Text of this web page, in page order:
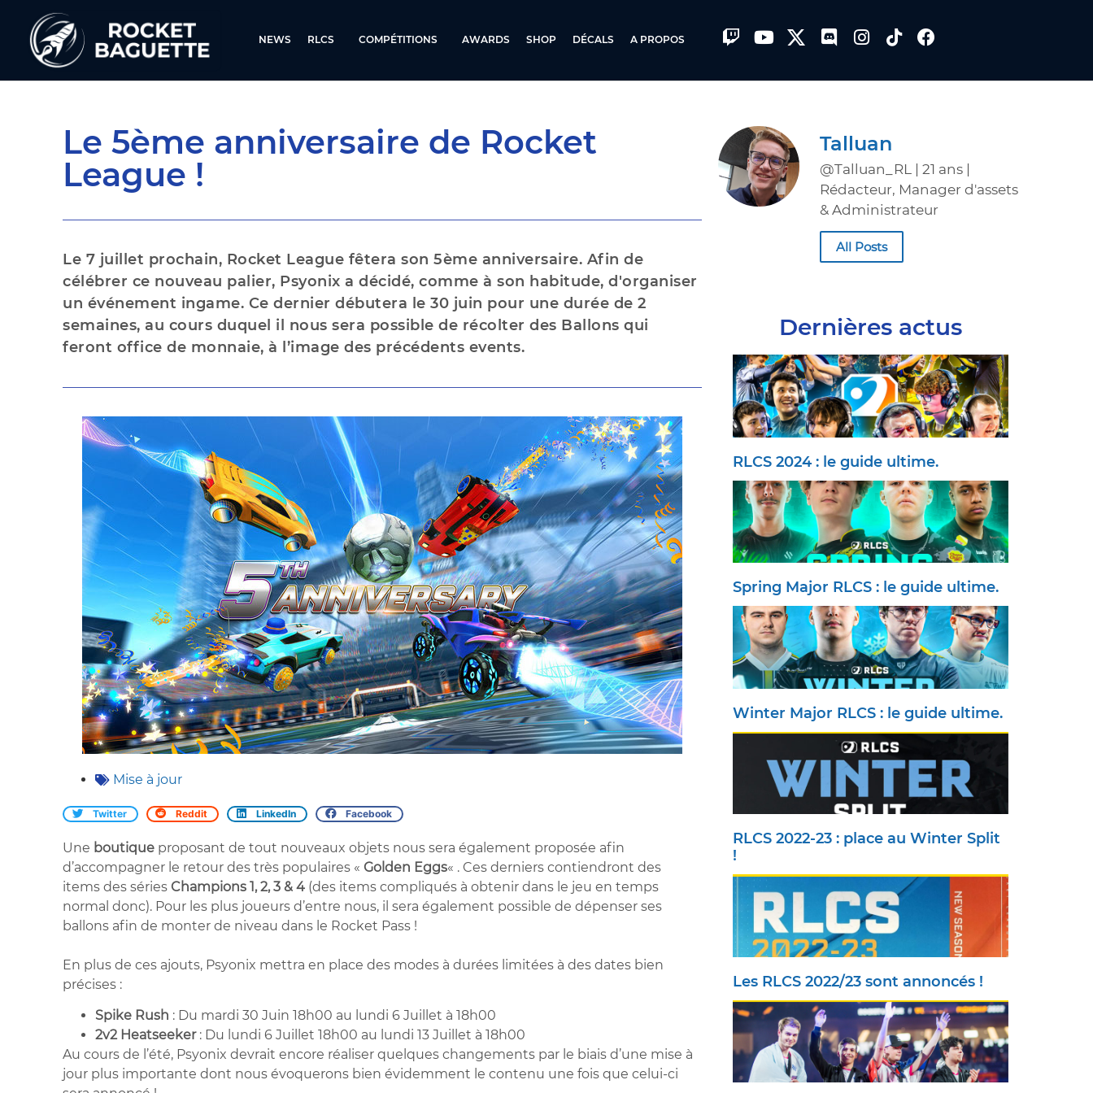
NEWS RLCS COMPÉTITIONS AWARDS SHOP DÉCALS A PROPOS
Le 5ème anniversaire de Rocket
League !
Le 7 juillet prochain, Rocket League fêtera son 5ème anniversaire. Afin de
célébrer ce nouveau palier, Psyonix a décidé, comme à son habitude, d'organiser
un événement ingame. Ce dernier débutera le 30 juin pour une durée de 2
semaines, au cours duquel il nous sera possible de récolter des Ballons qui
feront office de monnaie, à l’image des précédents events.
Mise à jour
Twitter Reddit LinkedIn Facebook
Une boutique proposant de tout nouveaux objets nous sera également proposée afin
d’accompagner le retour des très populaires «Golden Eggs« . Ces derniers contiendront des
items des sériesChampions 1, 2, 3 & 4 (des items compliqués à obtenir dans le jeu en temps
normal donc). Pour les plus joueurs d’entre nous, il sera également possible de dépenser ses
ballons afin de monter de niveau dans le Rocket Pass !
En plus de ces ajouts, Psyonix mettra en place des modes à durées limitées à des dates bien
précises :
Spike Rush : Du mardi 30 Juin 18h00 au lundi 6 Juillet à 18h00
2v2 Heatseeker: Du lundi 6 Juillet 18h00 au lundi 13 Juillet à 18h00
Au cours de l’été, Psyonix devrait encore réaliser quelques changements par le biais d’une mise à
jour plus importante dont nous évoquerons bien évidemment le contenu une fois que celui-ci
Talluan
@Talluan_RL | 21 ans |
Rédacteur, Manager d'assets
& Administrateur
All Posts
Dernières actus
RLCS 2024 : le guide ultime.
Spring Major RLCS : le guide ultime.
Winter Major RLCS : le guide ultime.
RLCS 2022-23 : place au Winter Split
!
Les RLCS 2022/23 sont annoncés !